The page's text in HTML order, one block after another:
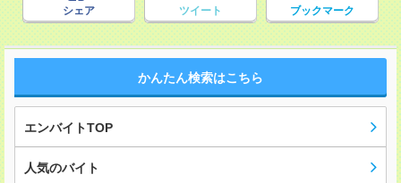
シェア ツイート ブックマーク
かんたん検索はこちら
エンバイトTOP
人気のバイト